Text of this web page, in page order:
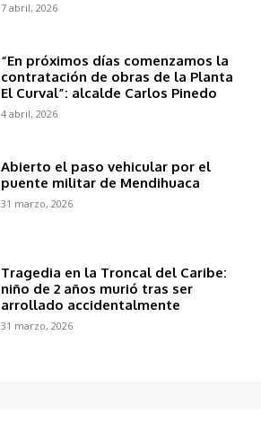
7 abril, 2026
“En próximos días comenzamos la
contratación de obras de la Planta
El Curval”: alcalde Carlos Pinedo
4 abril, 2026
Abierto el paso vehicular por el
puente militar de Mendihuaca
31 marzo, 2026
Tragedia en la Troncal del Caribe:
niño de 2 años murió tras ser
arrollado accidentalmente
31 marzo, 2026